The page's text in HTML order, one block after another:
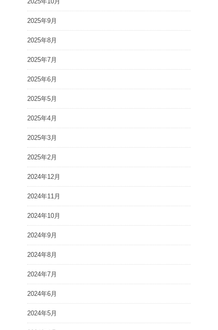
2025年9月
2025年8月
2025年7月
2025年6月
2025年5月
2025年4月
2025年3月
2025年2月
2024年12月
2024年11月
2024年10月
2024年9月
2024年8月
2024年7月
2024年6月
2024年5月